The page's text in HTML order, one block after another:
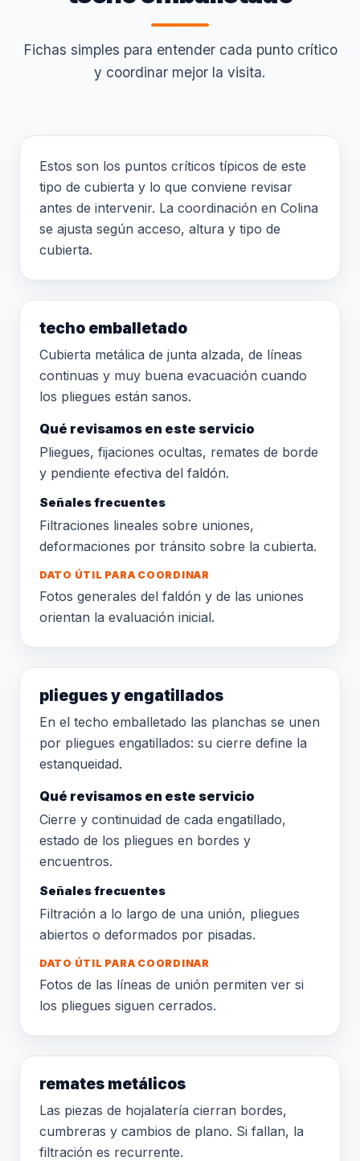
Fichas simples para entender cada punto crítico
y coordinar mejor la visita.
Estos son los puntos críticos típicos de este
tipo de cubierta y lo que conviene revisar
antes de intervenir. La coordinación en Colina
se ajusta según acceso, altura y tipo de
cubierta.
techo emballetado
Cubierta metálica de junta alzada, de líneas
continuas y muy buena evacuación cuando
los pliegues están sanos.
Qué revisamos en este servicio
Pliegues, fijaciones ocultas, remates de borde
y pendiente efectiva del faldón.
Señales frecuentes
Filtraciones lineales sobre uniones,
deformaciones por tránsito sobre la cubierta.
DATO ÚTIL PARA COORDINAR
Fotos generales del faldón y de las uniones
orientan la evaluación inicial.
pliegues y engatillados
En el techo emballetado las planchas se unen
por pliegues engatillados: su cierre define la
estanqueidad.
Qué revisamos en este servicio
Cierre y continuidad de cada engatillado,
estado de los pliegues en bordes y
encuentros.
Señales frecuentes
Filtración a lo largo de una unión, pliegues
abiertos o deformados por pisadas.
DATO ÚTIL PARA COORDINAR
Fotos de las líneas de unión permiten ver si
los pliegues siguen cerrados.
remates metálicos
Las piezas de hojalatería cierran bordes,
cumbreras y cambios de plano. Si fallan, la
filtración es recurrente.